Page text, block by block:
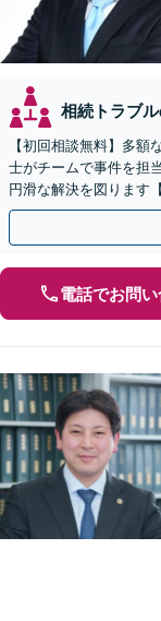
相続トラブ
【初回相談無料】多
士がチームで事件を担
円滑な解決を図ります
電話でお問